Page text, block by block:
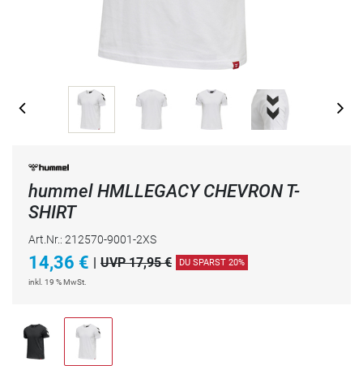
hummel HMLLEGACY CHEVRON T-
SHIRT
Art.Nr.: 212570-9001-2XS
14,36 € | UVP 17,95 € DU SPARST 20%
inkl. 19 % MwSt.